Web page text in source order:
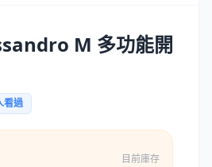
M 多功能開
看過
目前庫存